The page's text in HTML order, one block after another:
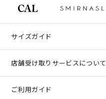
サイズガイド
店舗受け取りサービスについて
ご利用ガイド